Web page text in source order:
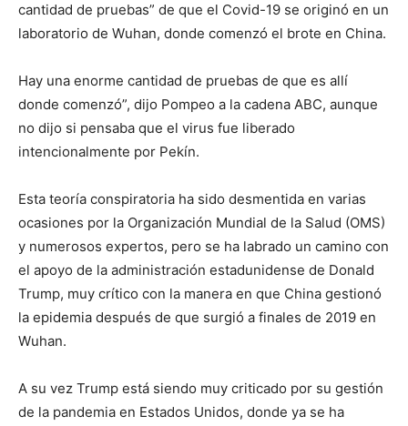
cantidad de pruebas” de que el Covid-19 se originó en un
laboratorio de Wuhan, donde comenzó el brote en China.
Hay una enorme cantidad de pruebas de que es allí
donde comenzó”, dijo Pompeo a la cadena ABC, aunque
no dijo si pensaba que el virus fue liberado
intencionalmente por Pekín.
Esta teoría conspiratoria ha sido desmentida en varias
ocasiones por la Organización Mundial de la Salud (OMS)
y numerosos expertos, pero se ha labrado un camino con
el apoyo de la administración estadunidense de Donald
Trump, muy crítico con la manera en que China gestionó
la epidemia después de que surgió a finales de 2019 en
Wuhan.
A su vez Trump está siendo muy criticado por su gestión
de la pandemia en Estados Unidos, donde ya se ha